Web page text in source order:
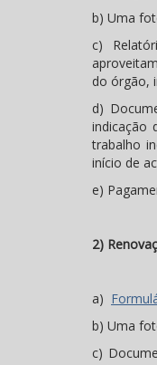
b) Uma
c)
do órgão,
d)
indicação
trabalho
início de
e)
2)
a)
b) Uma
c)